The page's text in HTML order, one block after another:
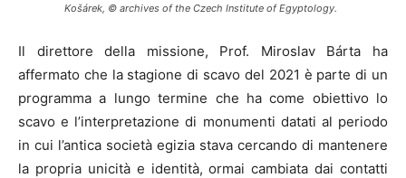
Košárek, © archives of the Czech Institute of Egyptology.
Il direttore della missione, Prof. Miroslav Bárta ha
affermato che la stagione di scavo del 2021 è parte di un
programma a lungo termine che ha come obiettivo lo
scavo e l’interpretazione di monumenti datati al periodo
in cui l’antica società egizia stava cercando di mantenere
la propria unicità e identità, ormai cambiata dai contatti